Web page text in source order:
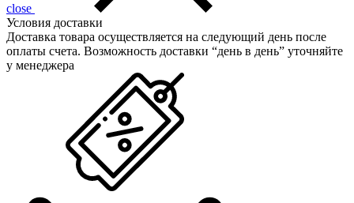
close
Условия доставки
Доставка товара осуществляется на следующий день после
оплаты счета. Возможность доставки “день в день” уточняйте
у менеджера